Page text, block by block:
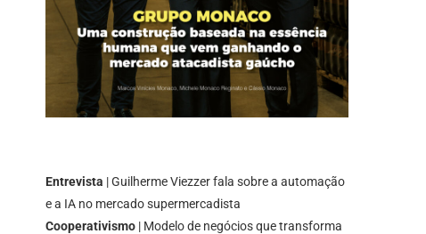
Entrevista | Guilherme Viezzer fala sobre a automação
e a IA no mercado supermercadista
Cooperativismo | Modelo de negócios que transforma